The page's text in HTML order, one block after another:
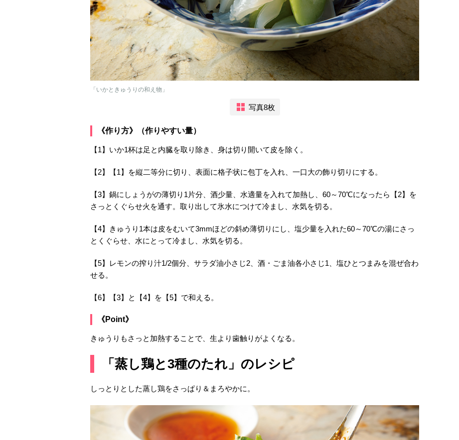
「いかときゅうりの和え物」
写真8枚
《作り方》（作りやすい量）
【1】いか1杯は足と内臓を取り除き、身は切り開いて皮を除く。
【2】【1】を縦二等分に切り、表面に格子状に包丁を入れ、一口大の飾り切りにする。
【3】鍋にしょうがの薄切り1片分、酒少量、水適量を入れて加熱し、60～70℃になったら【2】を
さっとくぐらせ火を通す。取り出して氷水につけて冷まし、水気を切る。
【4】きゅうり1本は皮をむいて3mmほどの斜め薄切りにし、塩少量を入れた60～70℃の湯にさっ
とくぐらせ、水にとって冷まし、水気を切る。
【5】レモンの搾り汁1/2個分、サラダ油小さじ2、酒・ごま油各小さじ1、塩ひとつまみを混ぜ合わ
せる。
【6】【3】と【4】を【5】で和える。
《Point》
きゅうりもさっと加熱することで、生より歯触りがよくなる。
「蒸し鶏と3種のたれ」のレシピ
しっとりとした蒸し鶏をさっぱり＆まろやかに。